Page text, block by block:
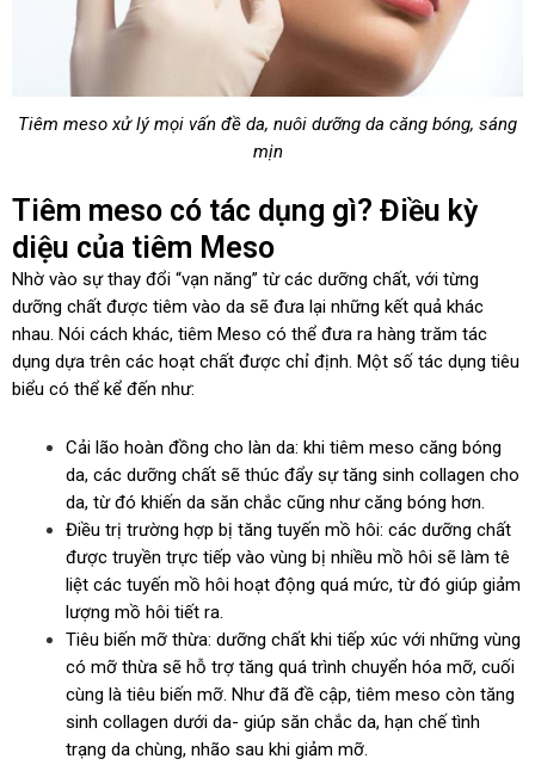
Tiêm meso xử lý mọi vấn đề da, nuôi dưỡng da căng bóng, sáng
mịn
Tiêm meso có tác dụng gì? Điều kỳ
diệu của tiêm Meso
Nhờ vào sự thay đổi “vạn năng” từ các dưỡng chất, với từng
dưỡng chất được tiêm vào da sẽ đưa lại những kết quả khác
nhau. Nói cách khác, tiêm Meso có thể đưa ra hàng trăm tác
dụng dựa trên các hoạt chất được chỉ định. Một số tác dụng tiêu
biểu có thể kể đến như:
Cải lão hoàn đồng cho làn da: khi tiêm meso căng bóng
da, các dưỡng chất sẽ thúc đẩy sự tăng sinh collagen cho
da, từ đó khiến da săn chắc cũng như căng bóng hơn.
Điều trị trường hợp bị tăng tuyến mồ hôi: các dưỡng chất
được truyền trực tiếp vào vùng bị nhiều mồ hôi sẽ làm tê
liệt các tuyến mồ hôi hoạt động quá mức, từ đó giúp giảm
lượng mồ hôi tiết ra.
Tiêu biến mỡ thừa: dưỡng chất khi tiếp xúc với những vùng
có mỡ thừa sẽ hỗ trợ tăng quá trình chuyển hóa mỡ, cuối
cùng là tiêu biến mỡ. Như đã đề cập, tiêm meso còn tăng
sinh collagen dưới da- giúp săn chắc da, hạn chế tình
trạng da chùng, nhão sau khi giảm mỡ.